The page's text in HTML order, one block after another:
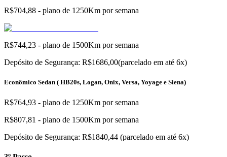
R$704,88 - plano de 1250Km por semana
R$744,23 - plano de 1500Km por semana
Depósito de Segurança: R$1686,00(parcelado em até 6x)
Econômico Sedan ( HB20s, Logan, Onix, Versa, Yoyage e Siena)
R$764,93 - plano de 1250Km por semana
R$807,81 - plano de 1500Km por semana
Depósito de Segurança: R$1840,44 (parcelado em até 6x)